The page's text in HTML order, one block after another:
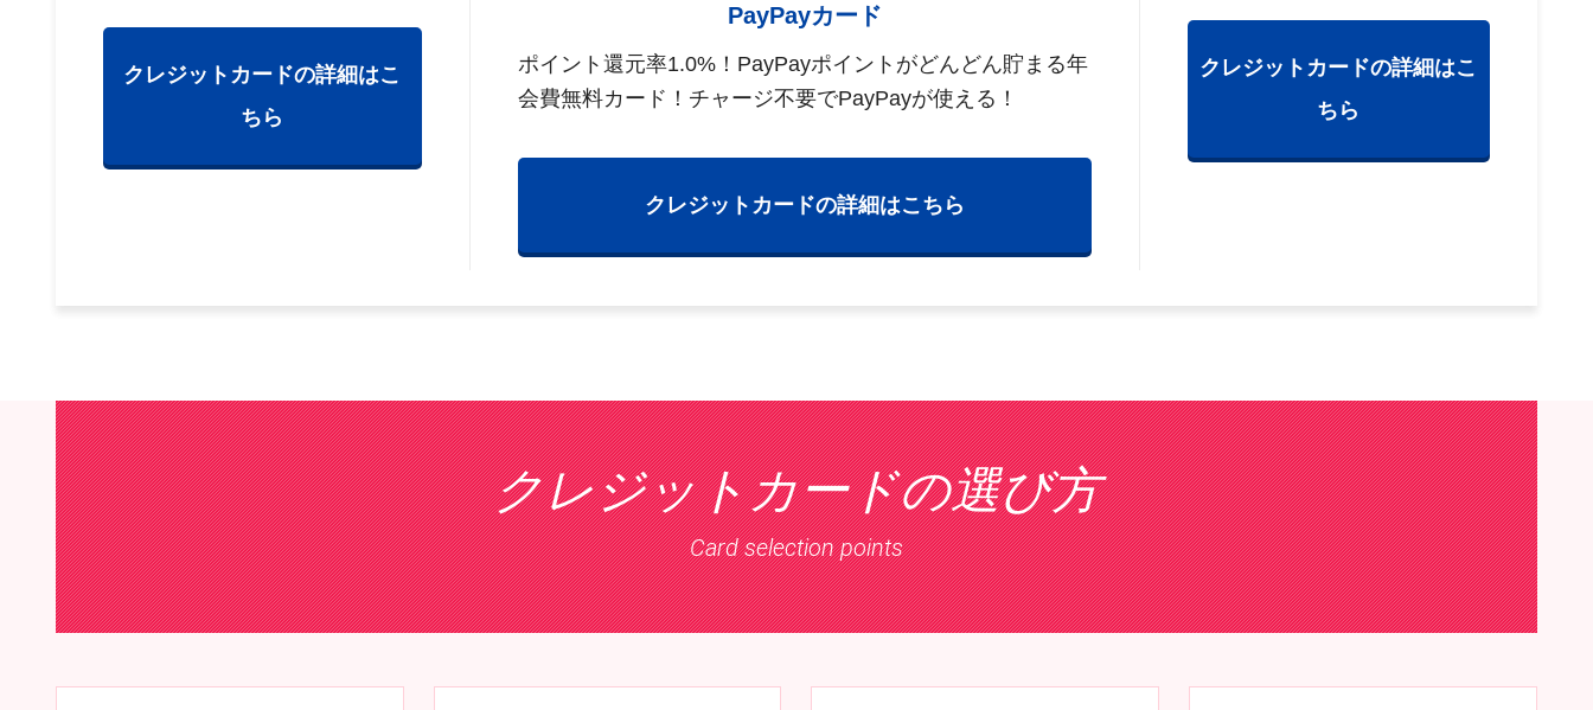
クレジットカードの詳細はこ
ちら
PayPayカード
ポイント還元率1.0%！PayPayポイントがどんどん貯まる年
会費無料カード！チャージ不要でPayPayが使える！
クレジットカードの詳細はこちら
クレジットカードの詳細はこ
ちら
クレジットカードの選び方
Card selection points